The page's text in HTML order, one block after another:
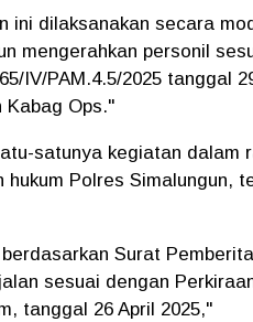
ini dilaksanakan secara
mengerahkan personil
IV/PAM.4.5/2025 tanggal
Kabag Ops."
satunya kegiatan dalam
Polres Simalungun,
Surat
sesuai dengan
tanggal 26 April 2025,"